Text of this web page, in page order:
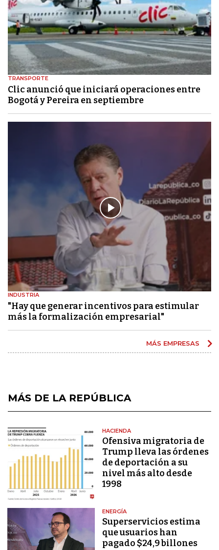
TRANSPORTE
Clic anunció que iniciará operaciones entre
Bogotá y Pereira en septiembre
INDUSTRIA
"Hay que generar incentivos para estimular
más la formalización empresarial"
MÁS EMPRESAS
MÁS DE LA REPÚBLICA
HACIENDA
Ofensiva migratoria de
Trump lleva las órdenes
de deportación a su
nivel más alto desde
1998
ENERGÍA
Superservicios estima
que usuarios han
pagado $24,9 billones